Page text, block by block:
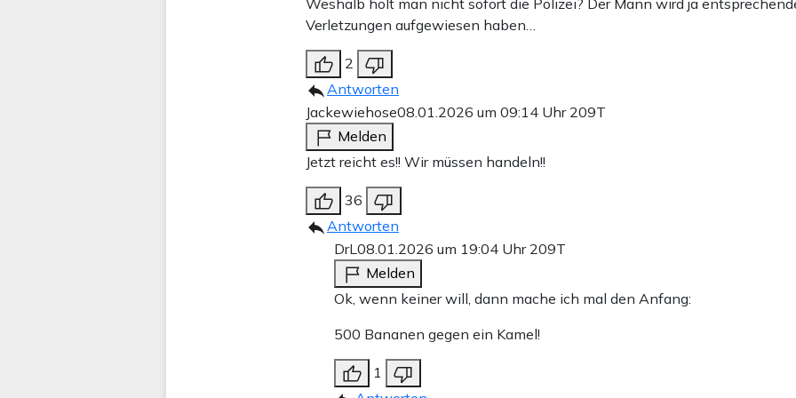
Weshalb holt man nicht sofort die Polizei? Der Mann wird ja
Verletzungen aufgewiesen haben…
2
Antworten
Jackewiehose08.01.2026 um 09:14 Uhr 209T
Melden
Jetzt reicht es!! Wir müssen handeln!!
36
Antworten
DrL08.01.2026 um 19:04 Uhr 209T
Melden
Ok, wenn keiner will, dann mache ich mal den Anfang:
500 Bananen gegen ein Kamel!
1